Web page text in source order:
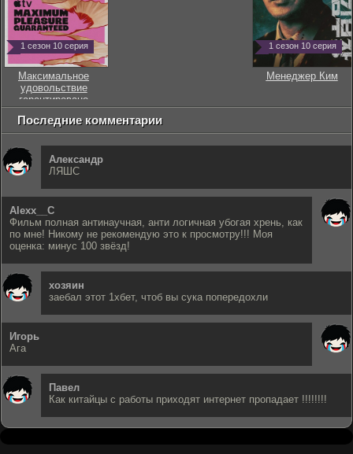
1 сезон 10 серия
Максимальное
удовольствие
гарантировано
1 сезон 10 серия
Менеджер Ким
Последние комментарии
Александр
ЛЯШС
Alexx__C
Фильм полная антинаучная, анти логичная убогая хрень, как
по мне! Никому не рекомендую это к просмотру!!! Моя
оценка: минус 100 звёзд!
хозяин
заебал этот 1хбет, чтоб вы сука попередохли
Игорь
Ага
Павел
Как китайцы с работы приходят интернет пропадает !!!!!!!!